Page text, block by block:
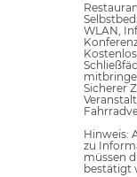
WLAN,
Sicherer
Hinweis:
zu
müssen
bestätigt